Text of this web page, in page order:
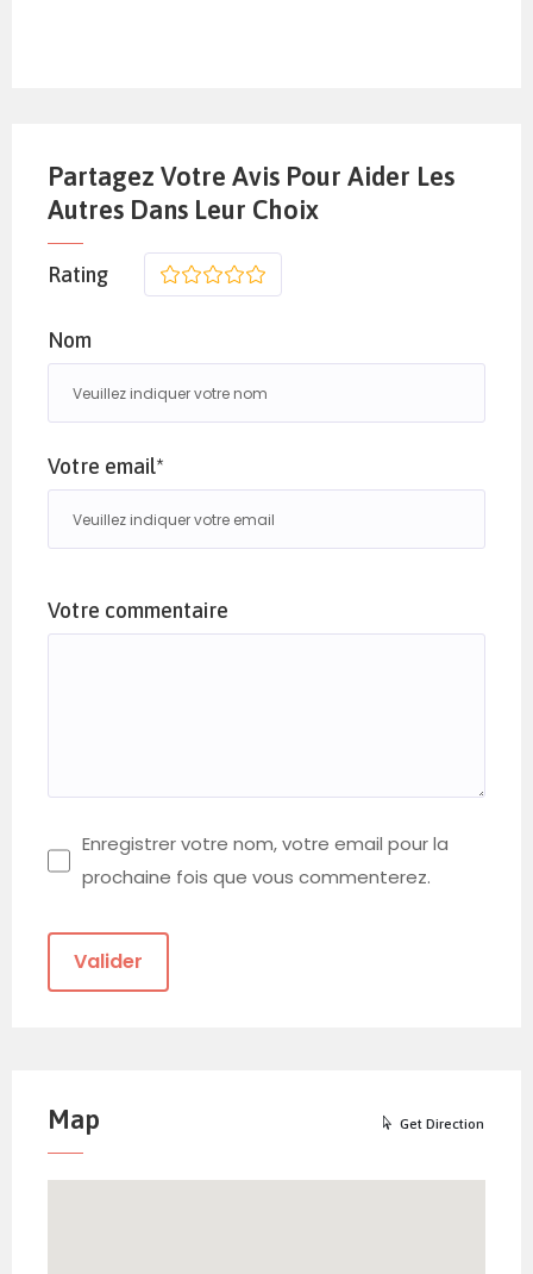
Partagez Votre Avis Pour Aider Les
Autres Dans Leur Choix
Rating 5
4
3
2
Nom
Votre email*
Votre commentaire
Enregistrer votre nom, votre email pour la
prochaine fois que vous commenterez.
Map Get Direction